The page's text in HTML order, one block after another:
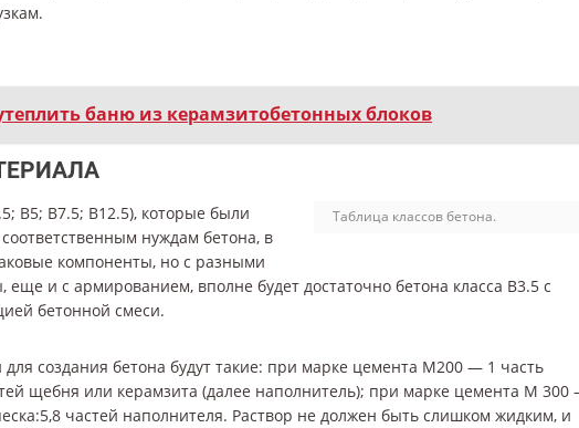
баню из керамзитобетонных блоков
Таблица классов бетона.
В5; В7.5; В12.5), которые были
нуждам бетона, в
компоненты, но с разными
и с армированием, вполне будет достаточно бетона класса В3.5 с
бетонной смеси.
создания бетона будут такие: при марке цемента М200 — 1 часть
щебня или керамзита (далее наполнитель); при марке цемента М 300
частей наполнителя. Раствор не должен быть слишком жидким, и